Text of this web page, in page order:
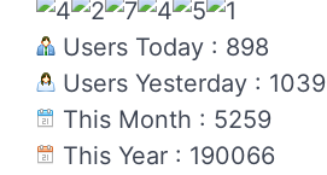
Users Today : 898
Users Yesterday : 1039
This Month : 5259
This Year : 190066